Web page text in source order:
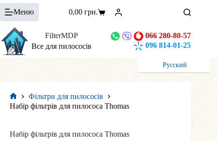
Перейти
до
вмісту
Меню Кошик
0,00грн.
FilterMDP
Все для пилососів
066 280-80-57
096 814-01-25
Русский
Головна
Фільтри для пилососів
Набір фільтрів для пилососа Thomas
Набір фільтрів для пилососа Thomas